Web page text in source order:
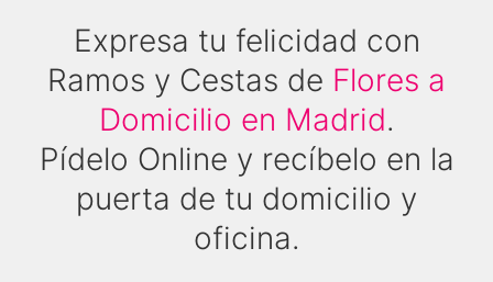
Expresa tu felicidad con
Ramos y Cestas de Flores a
Domicilio en Madrid.
Pídelo Online y recíbelo en la
puerta de tu domicilio y
oficina.